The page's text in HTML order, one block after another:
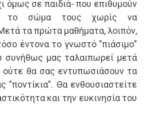
όμως σε παιδιά- που επιθυμούν
το σώμα τους χωρίς να
τα πρώτα μαθήματα, λοιπόν,
έντονα το γνωστό ”πιάσιμο”
συνήθως μας ταλαιπωρεί μετά
ούτε θα σας εντυπωσιάσουν τα
Θα ενθουσιαστείτε
και την ευκινησία του